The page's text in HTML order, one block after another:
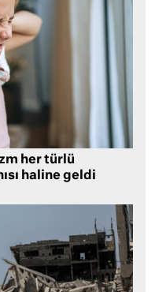
her türlü
haline geldi